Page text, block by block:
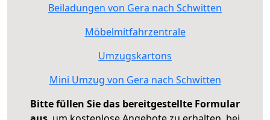
Beiladungen von Gera nach Schwitten
Möbelmitfahrzentrale
Umzugskartons
Mini Umzug von Gera nach Schwitten
Bitte füllen Sie das bereitgestellte Formular